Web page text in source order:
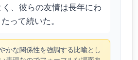
、彼らの友情は長年にわ
たって続いた。
かな関係性を強調する比喩とし